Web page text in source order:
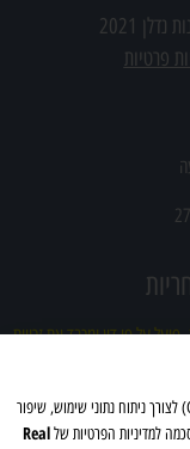
2021
פרטיות
על פי דין ומכבד את זכויות
לאתר תוכן (לרבות תמונות)
כי למפעילי האתר לא תהיה כל
כל פנייה בדבר חשש להפרת
אתר זה עושה שימוש בקובצי Cookies ובפיקסלים (Google, Meta) לצורך ניתוח נתוני שימוש, שיפור
למדיניות הפרטיות שלReal